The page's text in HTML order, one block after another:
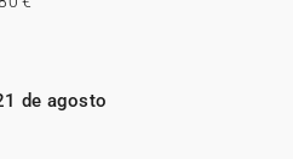
de agosto